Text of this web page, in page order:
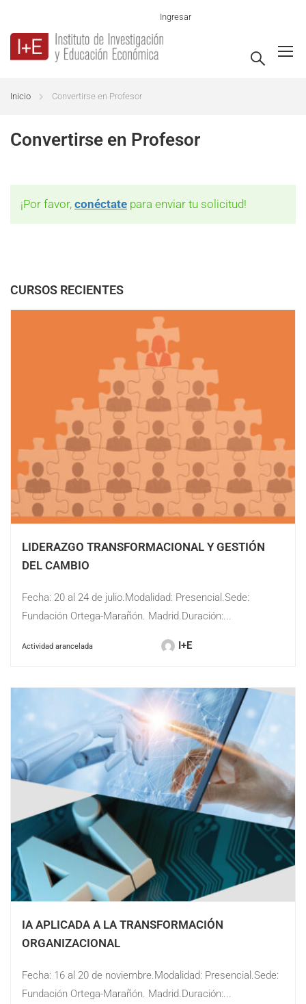
Ingresar
Inicio Convertirse en Profesor
Convertirse en Profesor
¡Por favor, conéctate para enviar tu solicitud!
CURSOS RECIENTES
LIDERAZGO TRANSFORMACIONAL Y GESTIÓN
DEL CAMBIO
Fecha: 20 al 24 de julio.Modalidad: Presencial.Sede:
Fundación Ortega-Marañón. Madrid.Duración:...
I+E
IA APLICADA A LA TRANSFORMACIÓN
ORGANIZACIONAL
Fecha: 16 al 20 de noviembre.Modalidad: Presencial.Sede:
Fundación Ortega-Marañón. Madrid.Duración:...